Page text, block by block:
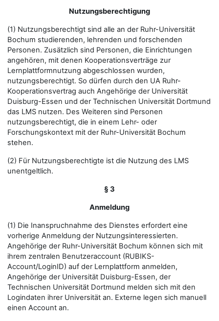
Nutzungsberechtigung
(1) Nutzungsberechtigt sind alle an der Ruhr-Universität
Bochum studierenden, lehrenden und forschenden
Personen. Zusätzlich sind Personen, die Einrichtungen
angehören, mit denen Kooperationsverträge zur
Lernplattformnutzung abgeschlossen wurden,
nutzungsberechtigt. So dürfen durch den UA Ruhr-
Kooperationsvertrag auch Angehörige der Universität
Duisburg-Essen und der Technischen Universität Dortmund
das LMS nutzen. Des Weiteren sind Personen
nutzungsberechtigt, die in einem Lehr- oder
Forschungskontext mit der Ruhr-Universität Bochum
stehen.
(2) Für Nutzungsberechtigte ist die Nutzung des LMS
unentgeltlich.
§ 3
Anmeldung
(1) Die Inanspruchnahme des Dienstes erfordert eine
vorherige Anmeldung der Nutzungsinteressierten.
Angehörige der Ruhr-Universität Bochum können sich mit
ihrem zentralen Benutzeraccount (RUBIKS-
Account/LoginID) auf der Lernplattform anmelden,
Angehörige der Universität Duisburg-Essen, der
Technischen Universität Dortmund melden sich mit den
Logindaten ihrer Universität an. Externe legen sich manuell
einen Account an.